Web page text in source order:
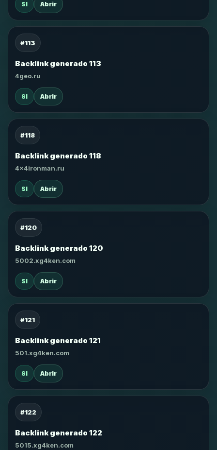
SI Abrir
#113
Backlink generado 113
4geo.ru
SI Abrir
#118
Backlink generado 118
4x4ironman.ru
SI Abrir
#120
Backlink generado 120
5002.xg4ken.com
SI Abrir
#121
Backlink generado 121
501.xg4ken.com
SI Abrir
#122
Backlink generado 122
5015.xg4ken.com